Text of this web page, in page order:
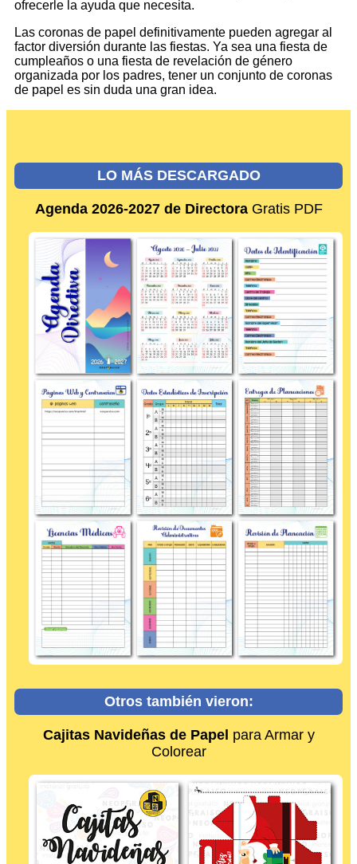
ofrecerle la ayuda que necesita.
Las coronas de papel definitivamente pueden agregar al
factor diversión durante las fiestas. Ya sea una fiesta de
cumpleaños o una fiesta de revelación de género
organizada por los padres, tener un conjunto de coronas
de papel es sin duda una gran idea.
LO MÁS DESCARGADO
Agenda 2026-2027 de DirectoraGratis PDF
Otros también vieron:
Cajitas Navideñas de Papel para Armar y
Colorear